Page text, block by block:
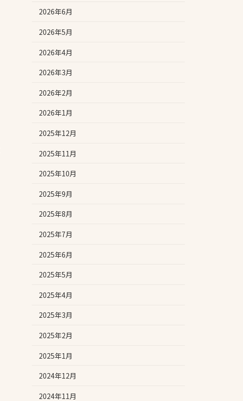
2026年6月
2026年5月
2026年4月
2026年3月
2026年2月
2026年1月
2025年12月
2025年11月
2025年10月
2025年9月
2025年8月
2025年7月
2025年6月
2025年5月
2025年4月
2025年3月
2025年2月
2025年1月
2024年12月
2024年11月